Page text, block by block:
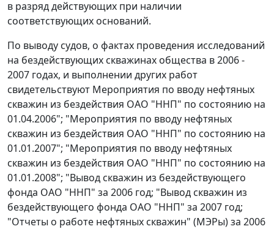
в разряд действующих при наличии
соответствующих оснований.
По выводу судов, о фактах проведения исследований
на бездействующих скважинах общества в 2006 -
2007 годах, и выполнении других работ
свидетельствуют Мероприятия по вводу нефтяных
скважин из бездействия ОАО "ННП" по состоянию на
01.04.2006"; "Мероприятия по вводу нефтяных
скважин из бездействия ОАО "ННП" по состоянию на
01.01.2007"; "Мероприятия по вводу нефтяных
скважин из бездействия ОАО "ННП" по состоянию на
01.01.2008"; "Вывод скважин из бездействующего
фонда ОАО "ННП" за 2006 год; "Вывод скважин из
бездействующего фонда ОАО "ННП" за 2007 год;
"Отчеты о работе нефтяных скважин" (МЭРы) за 2006